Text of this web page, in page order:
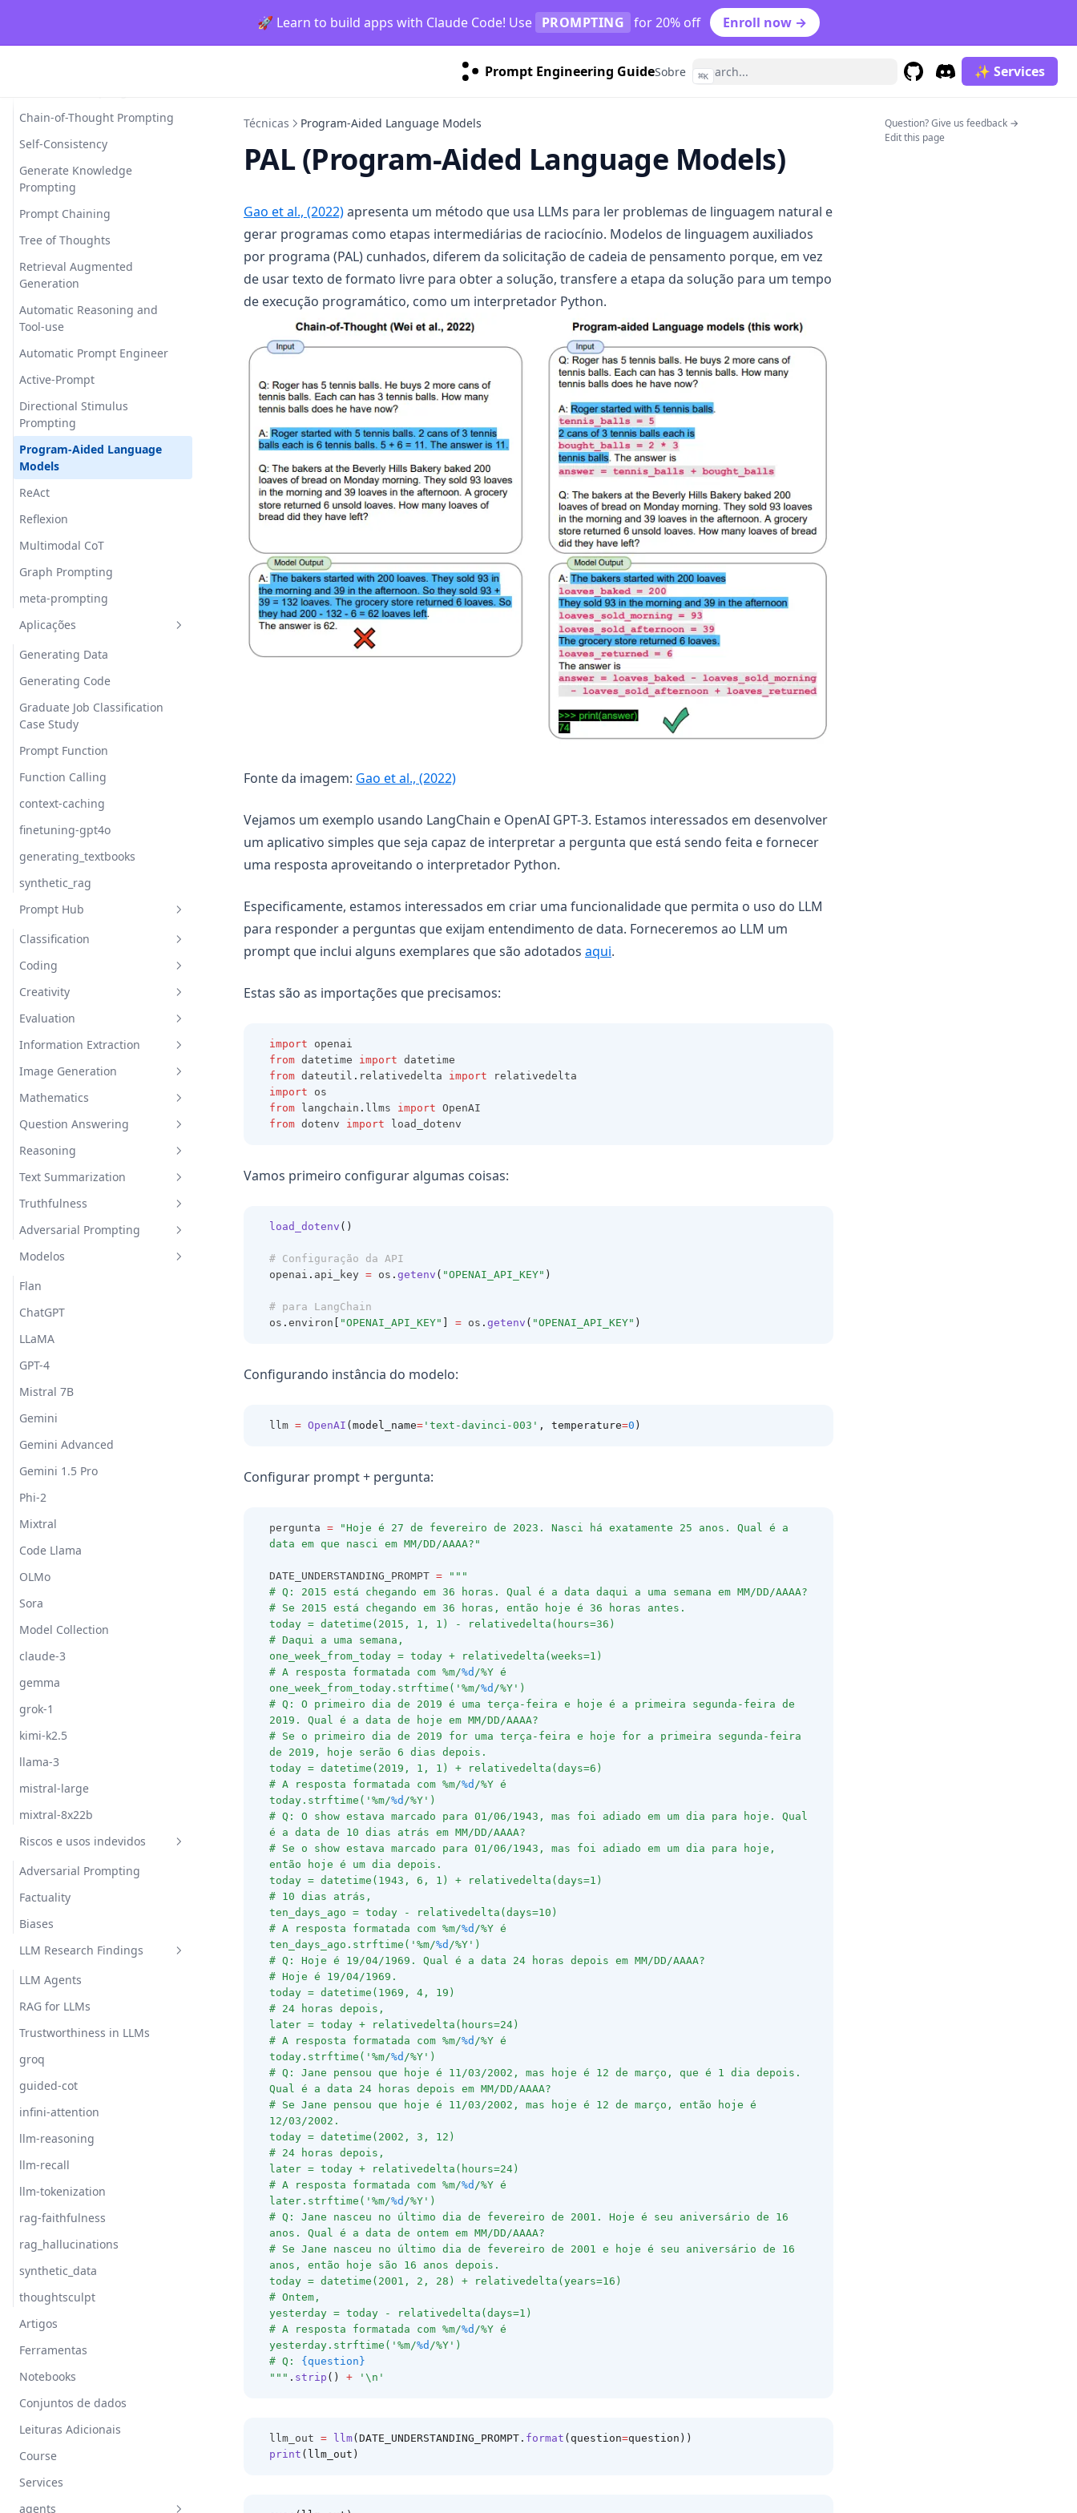
🚀 Learn to build apps with Claude Code! Use PROMPTING for 20% off Enroll now →
Prompt Engineering GuideSobre ⌘K
(opens in a new tab)
Discord
(opens in a new tab)
✨ Services
Chain-of-Thought Prompting
Self-Consistency
Generate Knowledge
Prompting
Prompt Chaining
Tree of Thoughts
Retrieval Augmented
Generation
Automatic Reasoning and
Tool-use
Automatic Prompt Engineer
Active-Prompt
Directional Stimulus
Prompting
Program-Aided Language
Models
ReAct
Reflexion
Multimodal CoT
Graph Prompting
meta-prompting
Aplicações
Generating Data
Generating Code
Graduate Job Classification
Case Study
Prompt Function
Function Calling
context-caching
finetuning-gpt4o
generating_textbooks
synthetic_rag
Prompt Hub
Classification
Sentiment Classification
Few-Shot Sentiment
Classification
Coding
Generate Code Snippet
Generate MySQL Query
Draw TiKZ Diagram
Creativity
Rhymes
Infinite Primes
Interdisciplinary
Inventing New Words
Evaluation
Evaluate Plato's Dialogue
Information Extraction
Extract Model Names
Image Generation
Draw a Person Using Alphabet
Mathematics
Evaluating Composite
Functions
Adding Odd Numbers
Question Answering
Closed Domain Question
Answering
Open Domain Question
Science Question Answering
Reasoning
Indirect Reasoning
Physical Reasoning
Text Summarization
Explain A Concept
Truthfulness
Hallucination Identification
Adversarial Prompting
Prompt Injection
Prompt Leaking
Jailbreaking
Modelos
Flan
ChatGPT
LLaMA
GPT-4
Mistral 7B
Gemini
Gemini Advanced
Gemini 1.5 Pro
Phi-2
Mixtral
Code Llama
OLMo
Sora
Model Collection
claude-3
gemma
grok-1
kimi-k2.5
llama-3
mistral-large
mixtral-8x22b
Riscos e usos indevidos
Adversarial Prompting
Factuality
Biases
LLM Research Findings
LLM Agents
RAG for LLMs
Trustworthiness in LLMs
groq
guided-cot
infini-attention
llm-reasoning
llm-recall
llm-tokenization
rag-faithfulness
rag_hallucinations
synthetic_data
thoughtsculpt
Artigos
Ferramentas
Notebooks
Conjuntos de dados
Leituras Adicionais
Course
Services
agents
Question? Give us feedback →
Edit this page
Técnicas Program-Aided Language Models
PAL (Program-Aided Language Models)
Gao et al., (2022)(opens in a new tab)
apresenta um método que usa LLMs para ler problemas de linguagem natural e
gerar programas como etapas intermediárias de raciocínio. Modelos de linguagem auxiliados
por programa (PAL) cunhados, diferem da solicitação de cadeia de pensamento porque, em vez
de usar texto de formato livre para obter a solução, transfere a etapa da solução para um tempo
de execução programático, como um interpretador Python.
Fonte da imagem: Gao et al., (2022)(opens in a new tab)
Vejamos um exemplo usando LangChain e OpenAI GPT-3. Estamos interessados em desenvolver
um aplicativo simples que seja capaz de interpretar a pergunta que está sendo feita e fornecer
uma resposta aproveitando o interpretador Python.
Especificamente, estamos interessados em criar uma funcionalidade que permita o uso do LLM
para responder a perguntas que exijam entendimento de data. Forneceremos ao LLM um
prompt que inclui alguns exemplares que são adotados aqui(opens in a new tab)
.
Estas são as importações que precisamos:
import openai
from datetime import datetime
from dateutil . relativedelta import relativedelta
import os
from langchain . llms import OpenAI
from dotenv import load_dotenv
Vamos primeiro configurar algumas coisas:
load_dotenv ()
# Configuração da API
openai . api_key = os . getenv ( "OPENAI_API_KEY" )
# para LangChain
os . environ [ "OPENAI_API_KEY" ] = os . getenv ( "OPENAI_API_KEY" )
Configurando instância do modelo:
llm = OpenAI (model_name= 'text-davinci-003' , temperature=0 )
Configurar prompt + pergunta:
pergunta =
"Hoje é 27 de fevereiro de 2023. Nasci há exatamente 25 anos. Qual é a
data em que nasci em MM/DD/AAAA?"
DATE_UNDERSTANDING_PROMPT =
"""
# Q: 2015 está chegando em 36 horas. Qual é a data daqui a uma semana em MM/DD/AAAA?
# Se 2015 está chegando em 36 horas, então hoje é 36 horas antes.
today = datetime(2015, 1, 1) - relativedelta(hours=36)
# Daqui a uma semana,
one_week_from_today = today + relativedelta(weeks=1)
# A resposta formatada com %m/%d /%Y é
one_week_from_today.strftime('%m/%d /%Y')
# Q: O primeiro dia de 2019 é uma terça-feira e hoje é a primeira segunda-feira de
2019. Qual é a data de hoje em MM/DD/AAAA?
# Se o primeiro dia de 2019 for uma terça-feira e hoje for a primeira segunda-feira
de 2019, hoje serão 6 dias depois.
today = datetime(2019, 1, 1) + relativedelta(days=6)
# A resposta formatada com %m/%d /%Y é
today.strftime('%m/%d /%Y')
# Q: O show estava marcado para 01/06/1943, mas foi adiado em um dia para hoje. Qual
é a data de 10 dias atrás em MM/DD/AAAA?
# Se o show estava marcado para 01/06/1943, mas foi adiado em um dia para hoje,
então hoje é um dia depois.
today = datetime(1943, 6, 1) + relativedelta(days=1)
# 10 dias atrás,
ten_days_ago = today - relativedelta(days=10)
# A resposta formatada com %m/%d /%Y é
ten_days_ago.strftime('%m/%d /%Y')
# Q: Hoje é 19/04/1969. Qual é a data 24 horas depois em MM/DD/AAAA?
# Hoje é 19/04/1969.
today = datetime(1969, 4, 19)
# 24 horas depois,
later = today + relativedelta(hours=24)
# A resposta formatada com %m/%d /%Y é
today.strftime('%m/%d /%Y')
# Q: Jane pensou que hoje é 11/03/2002, mas hoje é 12 de março, que é 1 dia depois.
Qual é a data 24 horas depois em MM/DD/AAAA?
# Se Jane pensou que hoje é 11/03/2002, mas hoje é 12 de março, então hoje é
12/03/2002.
today = datetime(2002, 3, 12)
# 24 horas depois,
later = today + relativedelta(hours=24)
# A resposta formatada com %m/%d /%Y é
later.strftime('%m/%d /%Y')
# Q: Jane nasceu no último dia de fevereiro de 2001. Hoje é seu aniversário de 16
anos. Qual é a data de ontem em MM/DD/AAAA?
# Se Jane nasceu no último dia de fevereiro de 2001 e hoje é seu aniversário de 16
anos, então hoje são 16 anos depois.
today = datetime(2001, 2, 28) + relativedelta(years=16)
# Ontem,
yesterday = today - relativedelta(days=1)
# A resposta formatada com %m/%d /%Y é
yesterday.strftime('%m/%d /%Y')
# Q: {question}
""" . strip () + '\n'
llm_out = llm(DATE_UNDERSTANDING_PROMPT. format (question=question))
print (llm_out)